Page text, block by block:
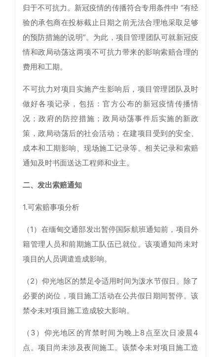
归于不可抗力。新冠疫情的传播符合专用条件中 “有经
验的承包商在投标截止日期之前无法合理地采取足够
的预防措施的说明”。为此，项目管理团队可就新冠疫
情和政局动荡这两项不可抗力带来的影响索赔合理的
费用和工期。
不可抗力对项目实施产生影响后，项目管理团队及时
做好各项记录，包括：官方公布的新冠疫情传播情
况；政府的防控措施；政局动荡事件后实施的新政
策，政局动荡后的社会活动；在建项目受到的安全、
成本和工期影响、现场施工记录等。相关记录和索赔
通知及时书面送达工程师和业主。
二、发出索赔通知
1.可索赔事项分析
（1）在缅甸交通部发出暂停国际航班通知前，项目外
籍管理人员和前期施工队伍已就位。该项通知尚未对
项目的人员调遣造成影响。
（2）仰光地区的禁足令适用时间为泼水节假日。除了
必要的岗位，项目施工活动在公共假日期间暂停。该
禁令未对项目施工造成较大影响。
（3）仰光地区的宵禁时间为晚上8点至次日凌晨4
点。项目尚未涉及夜间施工。该禁令未对项目施工造